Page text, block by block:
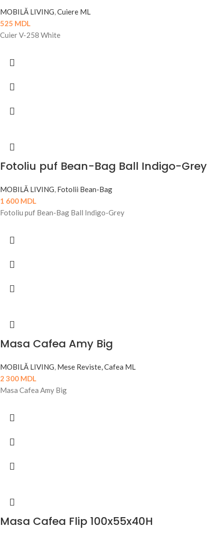
MOBILĂ LIVING,Cuiere ML
525 MDL
Cuier V-258 White
Fotoliu puf Bean-Bag Ball Indigo-Grey
MOBILĂ LIVING, Fotolii Bean-Bag
1 600 MDL
Fotoliu puf Bean-Bag Ball Indigo-Grey
Masa Cafea Amy Big
MOBILĂ LIVING, Mese Reviste, Cafea ML
2 300 MDL
Masa Cafea Amy Big
Masa Cafea Flip 100x55x40H